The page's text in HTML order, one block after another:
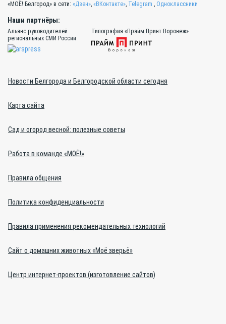
«МОЁ! Белгород» в сети: «Дзен», «ВКонтакте», Telegram , Одноклассники
Наши партнёры:
Альянс руководителей
региональных СМИ России
Типография «Прайм Принт Воронеж»
Новости Белгорода и Белгородской области сегодня
Карта сайта
Сад и огород весной: полезные советы
Работа в команде «МОЁ!»
Правила общения
Политика конфиденциальности
Правила применения рекомендательных технологий
Сайт о домашних животных «Моё зверьё»
Центр интернет-проектов (изготовление сайтов)